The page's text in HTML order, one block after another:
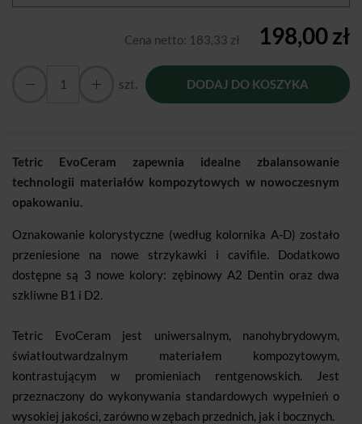
Cena netto: 183,33 zł 198,00 zł
szt. DODAJ DO KOSZYKA
Tetric EvoCeram zapewnia idealne zbalansowanie
technologii materiałów kompozytowych w nowoczesnym
opakowaniu.
Oznakowanie kolorystyczne (według kolornika A-D) zostało
przeniesione na nowe strzykawki i cavifile. Dodatkowo
dostępne są 3 nowe kolory: zębinowy A2 Dentin oraz dwa
szkliwne B1 i D2.
Tetric EvoCeram jest uniwersalnym, nanohybrydowym,
światłoutwardzalnym materiałem kompozytowym,
kontrastującym w promieniach rentgenowskich. Jest
przeznaczony do wykonywania standardowych wypełnień o
wysokiej jakości, zarówno w zębach przednich, jak i bocznych.